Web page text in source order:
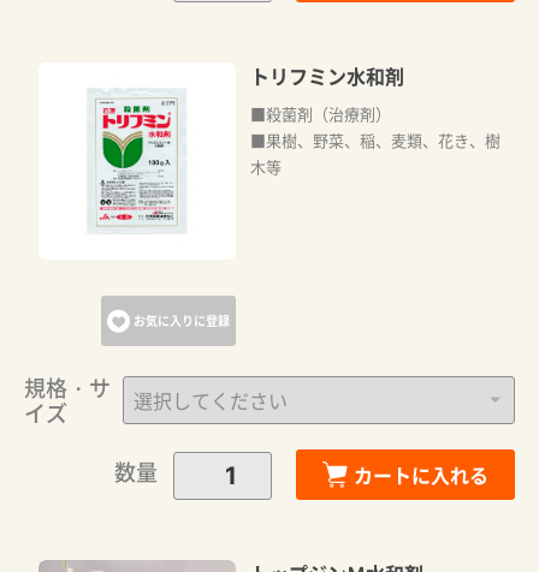
お気に入りに登録
トリフミン水和剤
■殺菌剤（治療剤）
■果樹、野菜、稲、麦類、花き、樹
木等
規格・サ
イズ
数量
カートに入れる